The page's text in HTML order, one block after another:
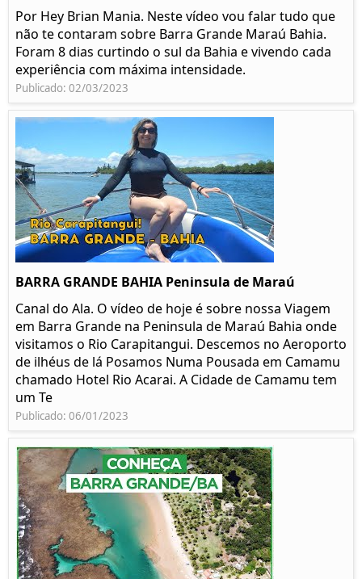
Por Hey Brian Mania. Neste vídeo vou falar tudo que
não te contaram sobre Barra Grande Maraú Bahia.
Foram 8 dias curtindo o sul da Bahia e vivendo cada
experiência com máxima intensidade.
Publicado: 02/03/2023
BARRA GRANDE BAHIA Peninsula de Maraú
Canal do Ala. O vídeo de hoje é sobre nossa Viagem
em Barra Grande na Peninsula de Maraú Bahia onde
visitamos o Rio Carapitangui. Descemos no Aeroporto
de ilhéus de lá Posamos Numa Pousada em Camamu
chamado Hotel Rio Acarai. A Cidade de Camamu tem
um Te
Publicado: 06/01/2023